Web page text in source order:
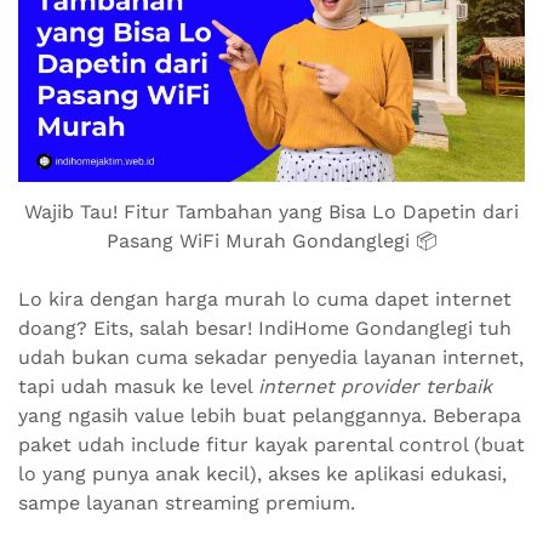
Wajib Tau! Fitur Tambahan yang Bisa Lo Dapetin dari
Pasang WiFi Murah Gondanglegi 📦
Lo kira dengan harga murah lo cuma dapet internet
doang? Eits, salah besar! IndiHome Gondanglegi tuh
udah bukan cuma sekadar penyedia layanan internet,
tapi udah masuk ke level internet provider terbaik
yang ngasih value lebih buat pelanggannya. Beberapa
paket udah include fitur kayak parental control (buat
lo yang punya anak kecil), akses ke aplikasi edukasi,
sampe layanan streaming premium.